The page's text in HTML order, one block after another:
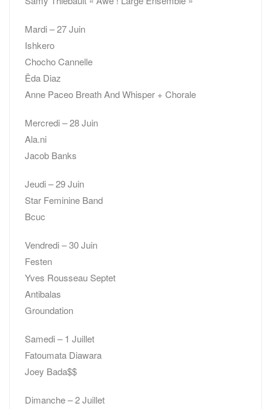
Mardi – 27 Juin
Ishkero
Chocho Cannelle
Ëda Diaz
Anne Paceo Breath And Whisper + Chorale
Mercredi – 28 Juin
Ala.ni
Jacob Banks
Jeudi – 29 Juin
Star Feminine Band
Bcuc
Vendredi – 30 Juin
Festen
Yves Rousseau Septet
Antibalas
Groundation
Samedi – 1 Juillet
Fatoumata Diawara
Joey Bada$$
Dimanche – 2 Juillet